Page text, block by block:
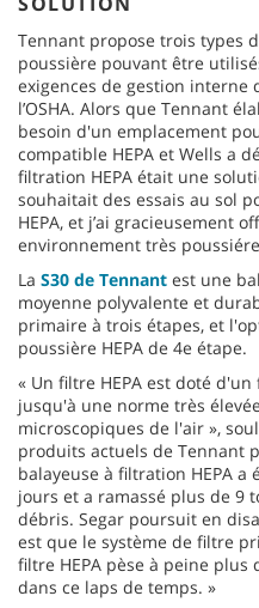
Tennant propose trois types
poussière pouvant être
exigences de gestion interne
l’OSHA. Alors que Tennant
besoin d'un emplacement
compatible HEPA et Wells a
filtration HEPA était une
souhaitait des essais au sol
HEPA, et j’ai gracieusement
environnement très
La S30 de Tennant est une
moyenne polyvalente et
primaire à trois étapes, et
poussière HEPA de 4e étape.
« Un filtre HEPA est doté
jusqu'à une norme très
microscopiques de l'air »,
produits actuels de Tennant
balayeuse à filtration HEPA
jours et a ramassé plus de 9
débris. Segar poursuit en
est que le système de filtre
filtre HEPA pèse à peine plus
dans ce laps de temps. »